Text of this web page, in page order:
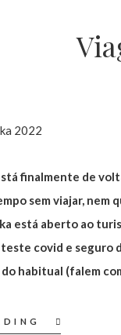
finalmente de
sem viajar, nem
está aberto ao
covid e seguro
habitual (falem